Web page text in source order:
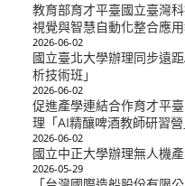
教育部育才平臺國立臺灣
視覺與智慧自動化整合應用
2026-06-02
國立臺北大學辦理同步遠
析技術班」
2026-06-02
促進產學連結合作育才平
理「AI精釀啤酒教師研習營
2026-06-02
國立中正大學辦理無人機
2026-05-29